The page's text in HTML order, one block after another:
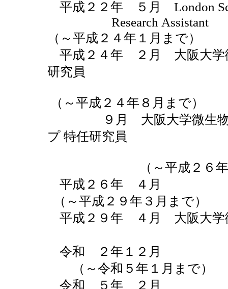
平成２２年 ５月 London
（～平成２４年１月まで）
平成２４年 ２月 大阪大学
研究員
（～平成２４年８月まで）
９月 大阪大学微生物病
プ 特任研究員
（～平成２６年３
平成２６年
（～平成２９年３月まで）
平成２９年 ４月 大阪大学
令和 ２年
（～令和５年１月まで）
令和 ５年